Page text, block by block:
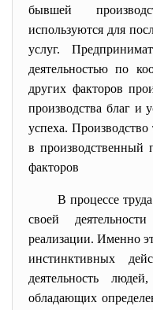
бывшей
используются для
услуг.
деятельностью по
других факторов
производства благ и
успеха.
в производственный
факторов
В процессе
своей
реализации. Именно
инстинктивных
деятельность
обладающих